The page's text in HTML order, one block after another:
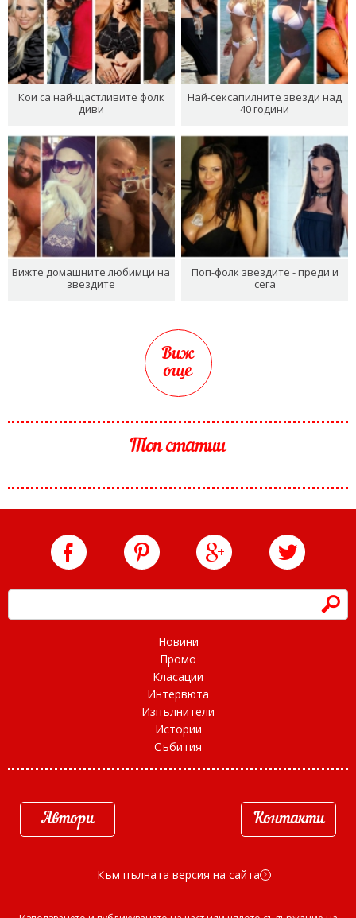
Кои са най-щастливите фолк
диви
Най-сексапилните звезди над
40 години
Вижте домашните любимци на
звездите
Поп-фолк звездите - преди и
сега
Виж
още
Топ статии
h
Новини
Промо
Класации
Интервюта
Изпълнители
Истории
Събития
Автори Контакти
Към пълната версия на сайта d